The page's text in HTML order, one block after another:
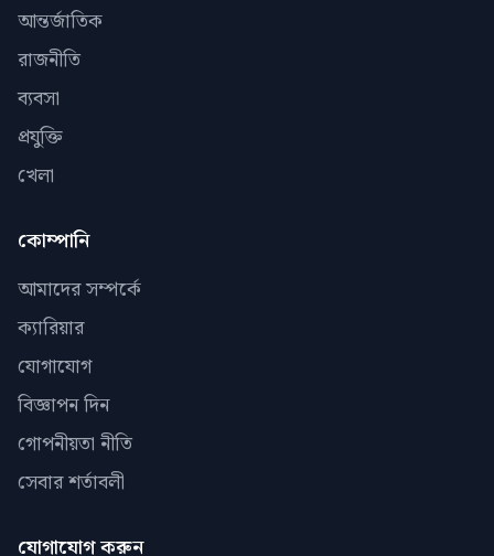
আন্তর্জাতিক
রাজনীতি
ব্যবসা
প্রযুক্তি
খেলা
কোম্পানি
আমাদের সম্পর্কে
ক্যারিয়ার
যোগাযোগ
বিজ্ঞাপন দিন
গোপনীয়তা নীতি
সেবার শর্তাবলী
যোগাযোগ করুন